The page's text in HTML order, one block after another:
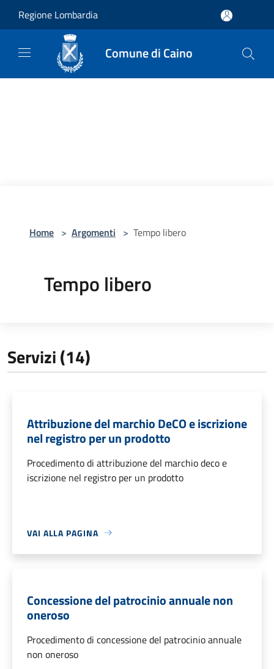
Regione Lombardia
Comune di Caino
Home > Argomenti > Tempo libero
Tempo libero
Servizi (14)
Attribuzione del marchio DeCO e iscrizione
nel registro per un prodotto
Procedimento di attribuzione del marchio deco e
iscrizione nel registro per un prodotto
VAI ALLA PAGINA
Concessione del patrocinio annuale non
oneroso
Procedimento di concessione del patrocinio annuale
non oneroso